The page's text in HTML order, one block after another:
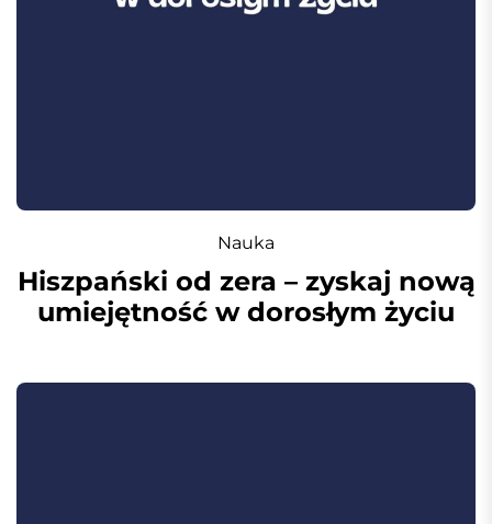
Nauka
Hiszpański od zera – zyskaj nową
umiejętność w dorosłym życiu